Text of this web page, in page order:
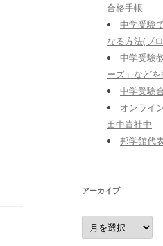
合格手帳
中学受験
なる方法(ブロ
中学受験
ーズ」など
中学受験
オンライ
田中貴社中
邦学館代
アーカイブ
ア
ー
カ